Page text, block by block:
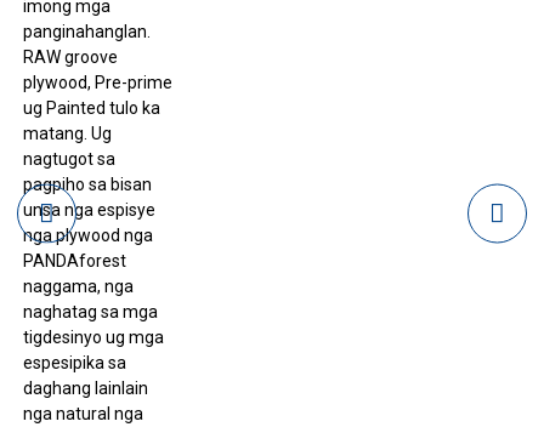
imong mga
panginahanglan.
RAW groove
plywood, Pre-prime
ug Painted tulo ka
matang. Ug
nagtugot sa
pagpiho sa bisan
unsa nga espisye
nga plywood nga
PANDAforest
naggama, nga
naghatag sa mga
tigdesinyo ug mga
espesipika sa
daghang lainlain
nga natural nga